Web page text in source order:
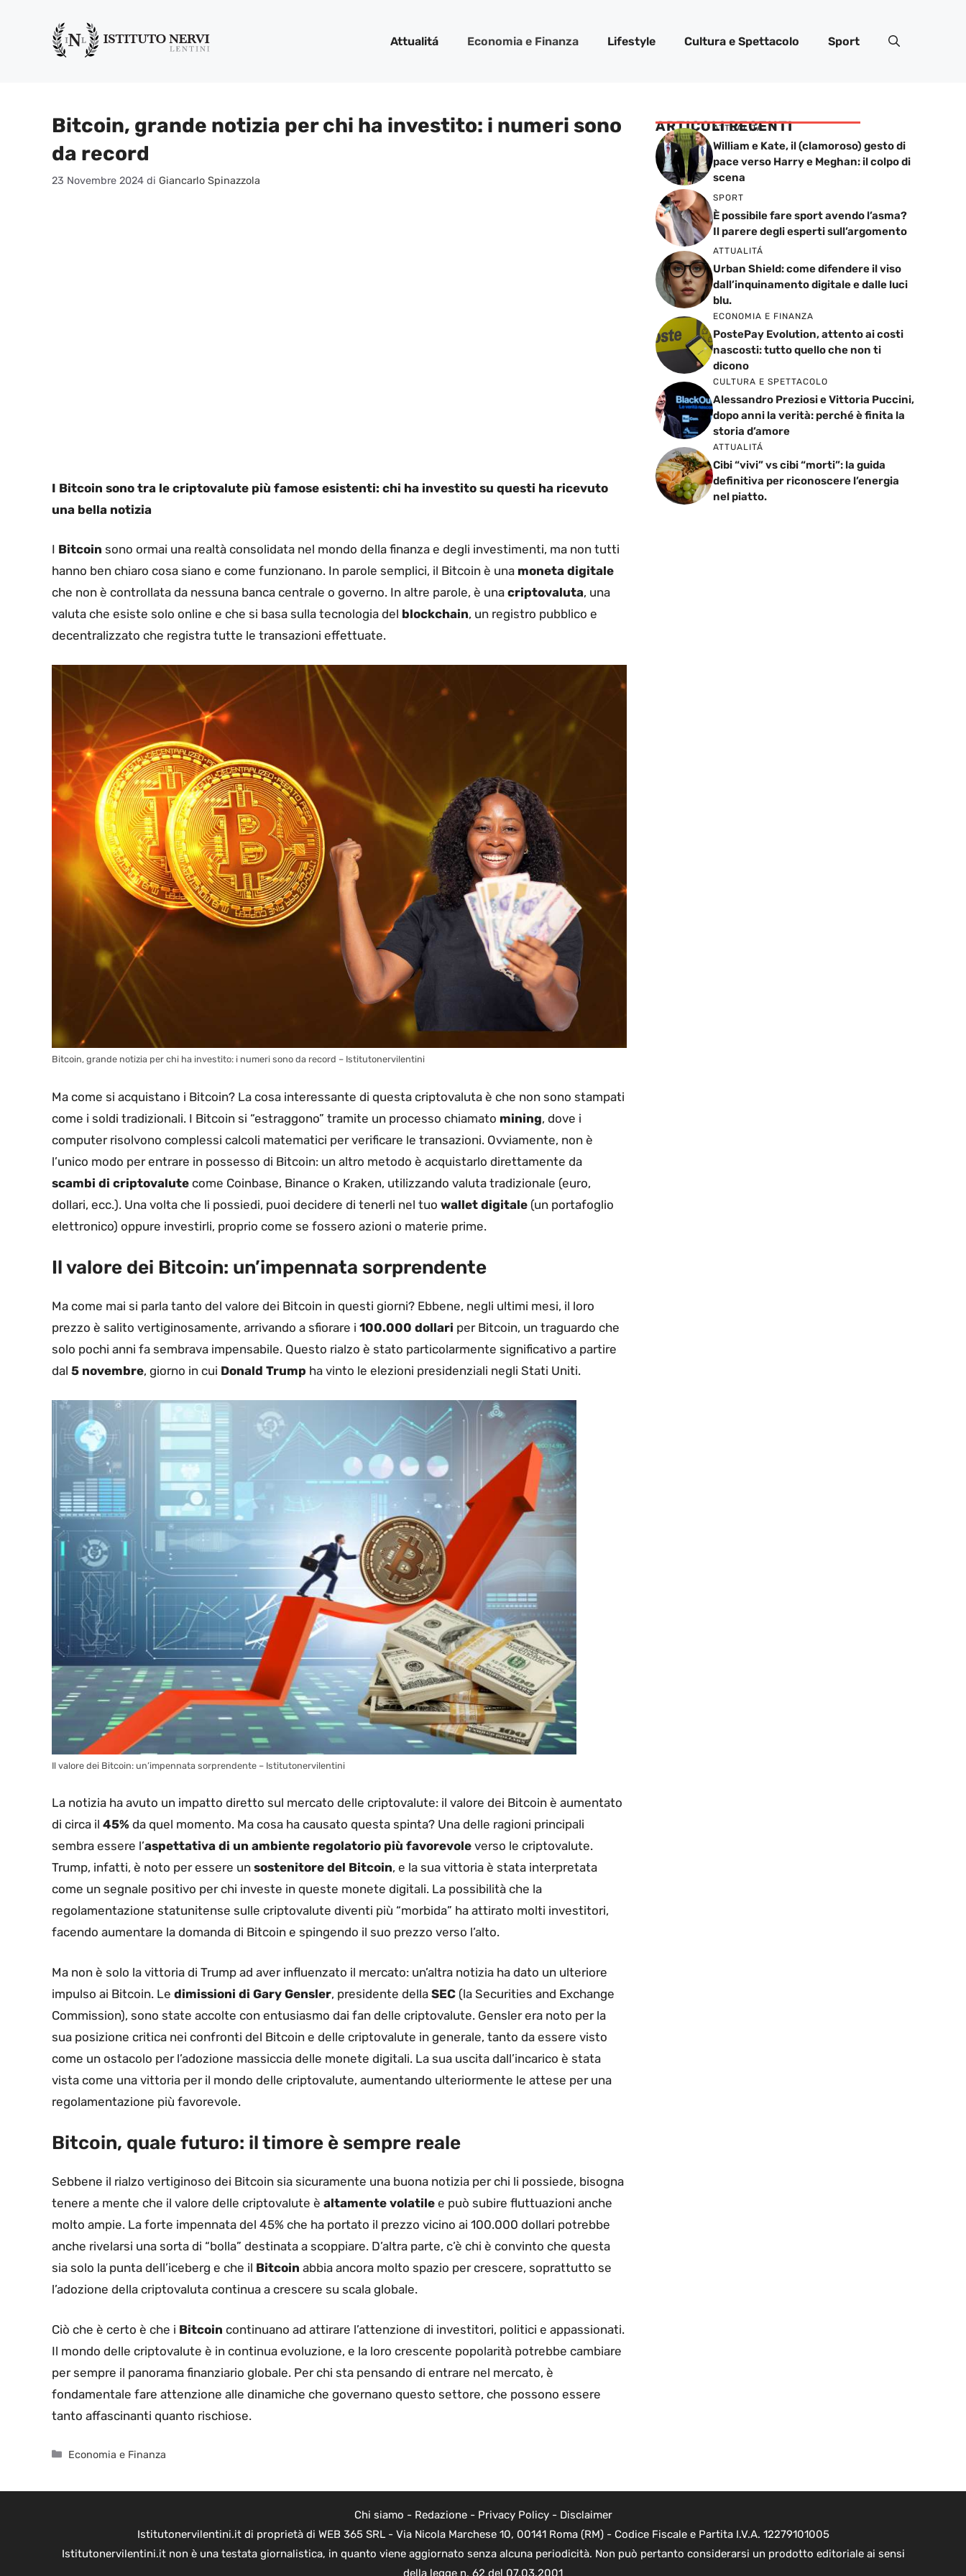
contenuto
Attualitá Economia e Finanza Lifestyle Cultura e Spettacolo Sport
Bitcoin, grande notizia per chi ha investito: i numeri sono
da record
23 Novembre 2024 di Giancarlo Spinazzola
I Bitcoin sono tra le criptovalute più famose esistenti: chi ha investito su questi ha ricevuto
una bella notizia
I Bitcoin sono ormai una realtà consolidata nel mondo della finanza e degli investimenti, ma non tutti
hanno ben chiaro cosa siano e come funzionano. In parole semplici, il Bitcoin è una moneta digitale
che non è controllata da nessuna banca centrale o governo. In altre parole, è una criptovaluta, una
valuta che esiste solo online e che si basa sulla tecnologia del blockchain, un registro pubblico e
decentralizzato che registra tutte le transazioni effettuate.
Bitcoin, grande notizia per chi ha investito: i numeri sono da record – Istitutonervilentini
Ma come si acquistano i Bitcoin? La cosa interessante di questa criptovaluta è che non sono stampati
come i soldi tradizionali. I Bitcoin si “estraggono” tramite un processo chiamato mining, dove i
computer risolvono complessi calcoli matematici per verificare le transazioni. Ovviamente, non è
l’unico modo per entrare in possesso di Bitcoin: un altro metodo è acquistarlo direttamente da
scambi di criptovalute come Coinbase, Binance o Kraken, utilizzando valuta tradizionale (euro,
dollari, ecc.). Una volta che li possiedi, puoi decidere di tenerli nel tuo wallet digitale (un portafoglio
elettronico) oppure investirli, proprio come se fossero azioni o materie prime.
Il valore dei Bitcoin: un’impennata sorprendente
Ma come mai si parla tanto del valore dei Bitcoin in questi giorni? Ebbene, negli ultimi mesi, il loro
prezzo è salito vertiginosamente, arrivando a sfiorare i 100.000 dollari per Bitcoin, un traguardo che
solo pochi anni fa sembrava impensabile. Questo rialzo è stato particolarmente significativo a partire
dal 5 novembre, giorno in cui Donald Trump ha vinto le elezioni presidenziali negli Stati Uniti.
Il valore dei Bitcoin: un’impennata sorprendente – Istitutonervilentini
La notizia ha avuto un impatto diretto sul mercato delle criptovalute: il valore dei Bitcoin è aumentato
di circa il 45% da quel momento. Ma cosa ha causato questa spinta? Una delle ragioni principali
sembra essere l’aspettativa di un ambiente regolatorio più favorevole verso le criptovalute.
Trump, infatti, è noto per essere un sostenitore del Bitcoin, e la sua vittoria è stata interpretata
come un segnale positivo per chi investe in queste monete digitali. La possibilità che la
regolamentazione statunitense sulle criptovalute diventi più “morbida” ha attirato molti investitori,
facendo aumentare la domanda di Bitcoin e spingendo il suo prezzo verso l’alto.
Ma non è solo la vittoria di Trump ad aver influenzato il mercato: un’altra notizia ha dato un ulteriore
impulso ai Bitcoin. Le dimissioni di Gary Gensler, presidente della SEC (la Securities and Exchange
Commission), sono state accolte con entusiasmo dai fan delle criptovalute. Gensler era noto per la
sua posizione critica nei confronti del Bitcoin e delle criptovalute in generale, tanto da essere visto
come un ostacolo per l’adozione massiccia delle monete digitali. La sua uscita dall’incarico è stata
vista come una vittoria per il mondo delle criptovalute, aumentando ulteriormente le attese per una
regolamentazione più favorevole.
Bitcoin, quale futuro: il timore è sempre reale
Sebbene il rialzo vertiginoso dei Bitcoin sia sicuramente una buona notizia per chi li possiede, bisogna
tenere a mente che il valore delle criptovalute è altamente volatile e può subire fluttuazioni anche
molto ampie. La forte impennata del 45% che ha portato il prezzo vicino ai 100.000 dollari potrebbe
anche rivelarsi una sorta di “bolla” destinata a scoppiare. D’altra parte, c’è chi è convinto che questa
sia solo la punta dell’iceberg e che il Bitcoin abbia ancora molto spazio per crescere, soprattutto se
l’adozione della criptovaluta continua a crescere su scala globale.
Ciò che è certo è che i Bitcoin continuano ad attirare l’attenzione di investitori, politici e appassionati.
Il mondo delle criptovalute è in continua evoluzione, e la loro crescente popolarità potrebbe cambiare
per sempre il panorama finanziario globale. Per chi sta pensando di entrare nel mercato, è
fondamentale fare attenzione alle dinamiche che governano questo settore, che possono essere
tanto affascinanti quanto rischiose.
Categorie
Economia e Finanza
ARTICOLI RECENTI
ATTUALITÁ
William e Kate, il (clamoroso) gesto di
pace verso Harry e Meghan: il colpo di
scena
SPORT
È possibile fare sport avendo l’asma?
Il parere degli esperti sull’argomento
ATTUALITÁ
Urban Shield: come difendere il viso
dall’inquinamento digitale e dalle luci
blu.
ECONOMIA E FINANZA
PostePay Evolution, attento ai costi
nascosti: tutto quello che non ti
dicono
CULTURA E SPETTACOLO
Alessandro Preziosi e Vittoria Puccini,
dopo anni la verità: perché è finita la
storia d’amore
ATTUALITÁ
Cibi “vivi” vs cibi “morti”: la guida
definitiva per riconoscere l’energia
nel piatto.
Chi siamo - Redazione- Privacy Policy- Disclaimer
Istitutonervilentini.it di proprietà di WEB 365 SRL - Via Nicola Marchese 10, 00141 Roma (RM) - Codice Fiscale e Partita I.V.A. 12279101005
Istitutonervilentini.it non è una testata giornalistica, in quanto viene aggiornato senza alcuna periodicità. Non può pertanto considerarsi un prodotto editoriale ai sensi
della legge n. 62 del 07.03.2001